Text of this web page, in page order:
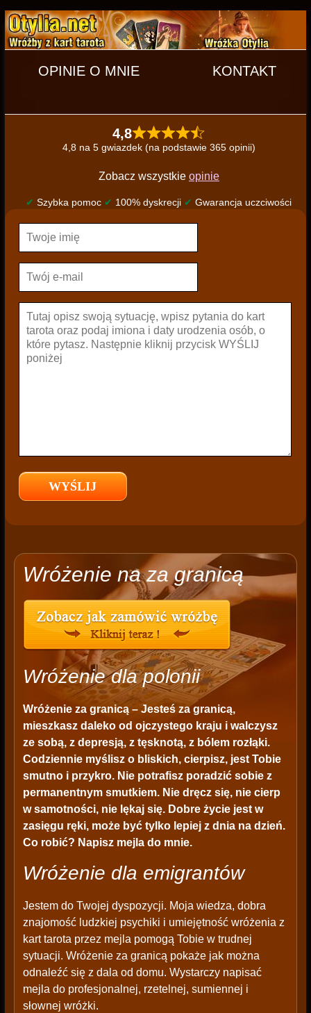
OPINIE O MNIE KONTAKT
4,8
4,8 na 5 gwiazdek (na podstawie 365 opinii)
Zobacz wszystkie opinie
✔ Szybka pomoc ✔ 100% dyskrecji ✔ Gwarancja uczciwości
Wróżenie na za granicą
Wróżenie dla polonii
Wróżenie za granicą– Jesteś za granicą,
mieszkasz daleko od ojczystego kraju i walczysz
ze sobą, z depresją, z tęsknotą, z bólem rozłąki.
Codziennie myślisz o bliskich, cierpisz, jest Tobie
smutno i przykro. Nie potrafisz poradzić sobie z
permanentnym smutkiem. Nie dręcz się, nie cierp
w samotności, nie lękaj się. Dobre życie jest w
zasięgu ręki, może być tylko lepiej z dnia na dzień.
Co robić? Napisz mejla do mnie.
Wróżenie dla emigrantów
Jestem do Twojej dyspozycji. Moja wiedza, dobra
znajomość ludzkiej psychiki i umiejętność wróżenia z
kart tarota przez mejla pomogą Tobie w trudnej
sytuacji. Wróżenie za granicą pokaże jak można
odnaleźć się z dala od domu. Wystarczy napisać
mejla do profesjonalnej, rzetelnej, sumiennej i
słownej wróżki.